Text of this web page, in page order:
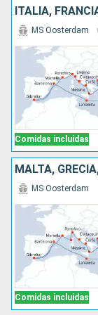
Comidas incluidas
MS Oosterdam
Comidas incluidas
MS Oosterdam